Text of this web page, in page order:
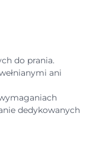
do prania.
ani
dedykowanych